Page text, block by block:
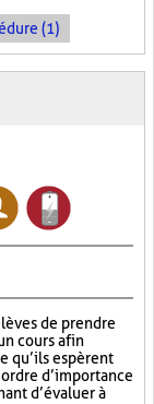
(1)
de prendre
cours afin
qu’ils espèrent
d’importance
d’évaluer à